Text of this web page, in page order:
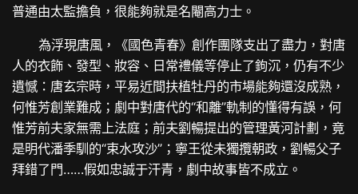
普通由太監擔負，很能夠就是名閹高力士。
為浮現唐風，《國色青春》創作團隊支出了盡力，對唐
人的衣飾、發型、妝容、日常禮儀等停止了鉤沉，仍有不少
遺憾：唐玄宗時，平易近間扶植牡丹的市場能夠還沒成熟，
何惟芳創業難成；劇中對唐代的“和離”軌制的懂得有誤，何
惟芳前夫家無需上法庭；前夫劉暢提出的管理黃河計劃，竟
是明代潘季馴的“束水攻沙”；寧王從未獨攬朝政，劉暢父子
拜錯了門……假如忠誠于汗青，劇中故事皆不成立。